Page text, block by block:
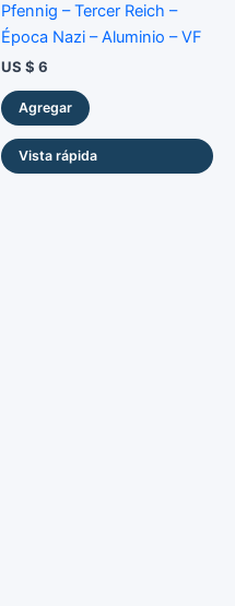
Pfennig – Tercer Reich –
Época Nazi – Aluminio – VF
US $ 6
Agregar
Vista rápida